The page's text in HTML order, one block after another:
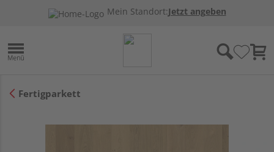
Mein Standort:Jetzt angeben
Fertigparkett